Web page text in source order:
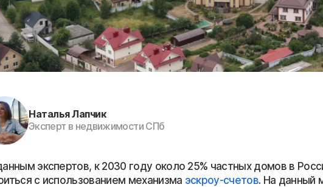
Наталья Лапчик
Эксперт в недвижимости СПб
экспертов, к 2030 году около 25% частных домов в
с использованием механизма эскроу-счетов. На данный